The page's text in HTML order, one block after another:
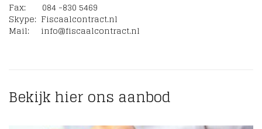
Fax: 084 -830 5469
Skype: Fiscaalcontract.nl
Mail: info@fiscaalcontract.nl
Bekijk hier ons aanbod